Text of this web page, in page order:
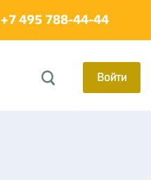
+7 495 788-44-44
Войти